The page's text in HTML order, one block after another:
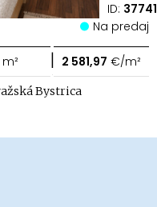
ID: 37741
Na predaj
m² | 2 581,97 €/m²
Bystrica